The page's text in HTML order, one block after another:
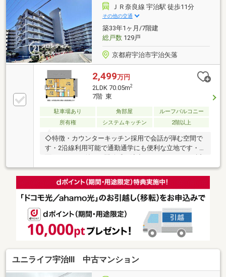
■JR「宇治」徒歩21分■三室戸小学校 徒歩15分■東宇治
中学校 徒歩27分■フレンドマート宇治莵道店 徒歩6分
当日の見学やご予約受付中！物件詳細はGI不動産まで♪
公式LINEやお電話でご連絡いただけます♪
ＪＲ奈良線 宇治駅 徒歩11分
その他の交通
築33年1ヶ月/7階建
総戸数129戸
京都府宇治市宇治矢落
2,499万円
2LDK 70.05m2
7階 東
駐車場あり 角部屋
ルーフバルコニー
所有権
システムキッチン 2階以上
◇特徴・カウンターキッチン採用で会話が弾む空間で
す・2沿線利用可能で通勤通学にも便利な立地です・2
く毎日のお買い物にも便利な立地です・陽当たりと通
風良好の心地よい住空間です◇立地・菟道第二小学校
まで徒歩約１７分・宇治中学校まで徒歩約５分◆◇弊
社が選ばれる理由◆◇１．お金の扱い方のプロ、ファ
買い替えなどにも対応できる売却専門チームあり！
３．たくさんの銀行と繋がりがあるため、最も低金利
になるように審査が可能弊社は専門家同士が連携をと
ユニライフ宇治Ⅲ 中古マンション